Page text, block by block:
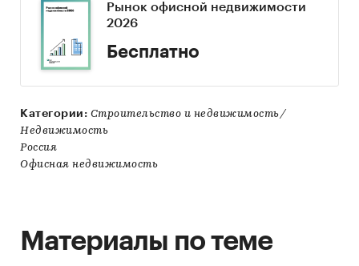
Рынок офисной недвижимости
2026
Бесплатно
Категории: Строительство и недвижимость/
Недвижимость
Россия
Офисная недвижимость
Материалы по теме